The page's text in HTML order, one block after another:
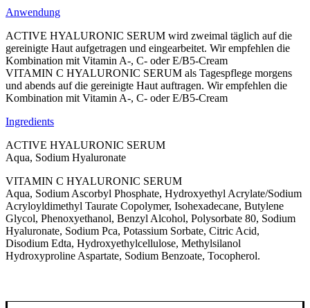
Anwendung
ACTIVE HYALURONIC SERUM wird zweimal täglich auf die
gereinigte Haut aufgetragen und eingearbeitet. Wir empfehlen die
Kombination mit Vitamin A-, C- oder E/B5-Cream
VITAMIN C HYALURONIC SERUM als Tagespflege morgens
und abends auf die gereinigte Haut auftragen. Wir empfehlen die
Kombination mit Vitamin A-, C- oder E/B5-Cream
Ingredients
ACTIVE HYALURONIC SERUM
Aqua, Sodium Hyaluronate
VITAMIN C HYALURONIC SERUM
Aqua, Sodium Ascorbyl Phosphate, Hydroxyethyl Acrylate/Sodium
Acryloyldimethyl Taurate Copolymer, Isohexadecane, Butylene
Glycol, Phenoxyethanol, Benzyl Alcohol, Polysorbate 80, Sodium
Hyaluronate, Sodium Pca, Potassium Sorbate, Citric Acid,
Disodium Edta, Hydroxyethylcellulose, Methylsilanol
Hydroxyproline Aspartate, Sodium Benzoate, Tocopherol.